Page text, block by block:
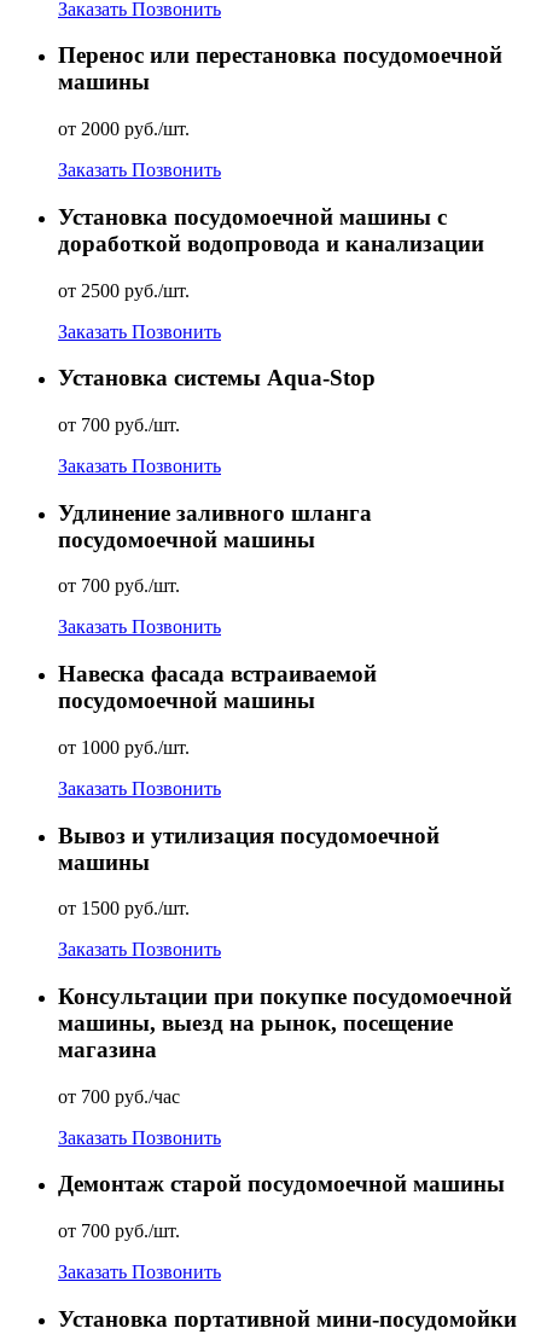
Заказать Позвонить
Перенос или перестановка посудомоечной
машины
от 2000 руб./шт.
Заказать Позвонить
Установка посудомоечной машины с
доработкой водопровода и канализации
от 2500 руб./шт.
Заказать Позвонить
Установка системы Aqua-Stop
от 700 руб./шт.
Заказать Позвонить
Удлинение заливного шланга
посудомоечной машины
от 700 руб./шт.
Заказать Позвонить
Навеска фасада встраиваемой
посудомоечной машины
от 1000 руб./шт.
Заказать Позвонить
Вывоз и утилизация посудомоечной
машины
от 1500 руб./шт.
Заказать Позвонить
Консультации при покупке посудомоечной
машины, выезд на рынок, посещение
магазина
от 700 руб./час
Заказать Позвонить
Демонтаж старой посудомоечной машины
от 700 руб./шт.
Заказать Позвонить
Установка портативной мини-посудомойки